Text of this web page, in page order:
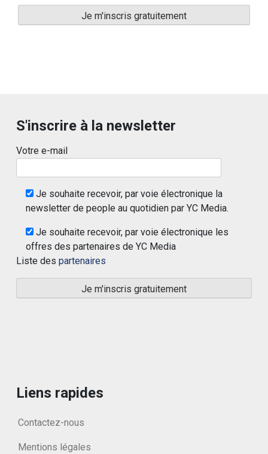
S'inscrire à la newsletter
Votre e-mail
Je souhaite recevoir, par voie électronique la
newsletter de people au quotidien par YC Media.
Je souhaite recevoir, par voie électronique les
offres des partenaires de YC Media
Liste des partenaires
Liens rapides
Contactez-nous
Mentions légales